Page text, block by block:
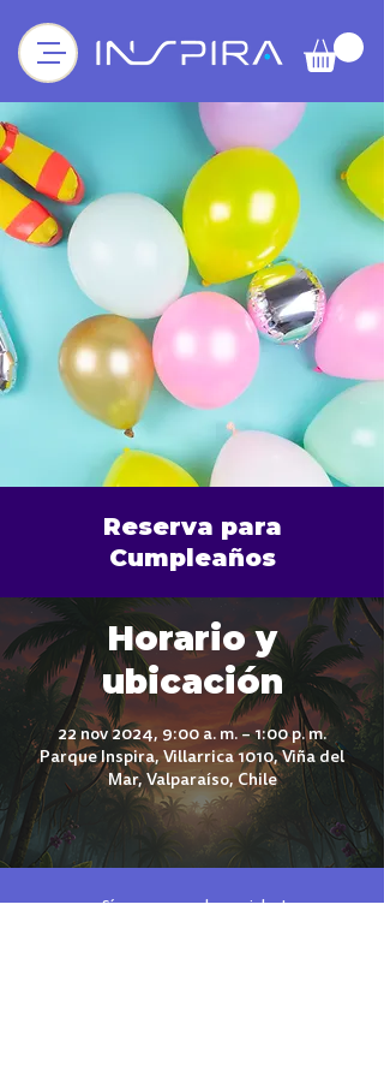
Reserva para
Cumpleaños
Horario y
ubicación
22 nov 2024, 9:00 a. m. – 1:00 p. m.
Parque Inspira, Villarrica 1010, Viña del
Mar, Valparaíso, Chile
¡Síguenos en redes sociales!